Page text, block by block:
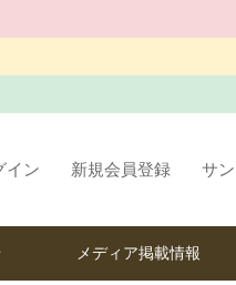
イン 新規会員登録 サ
メディア掲載情報